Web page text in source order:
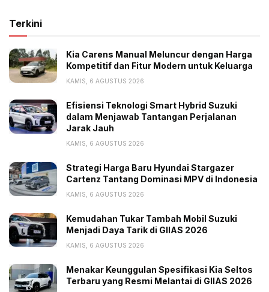
Terkini
Kia Carens Manual Meluncur dengan Harga
Kompetitif dan Fitur Modern untuk Keluarga
KAMIS, 6 AGUSTUS 2026
Efisiensi Teknologi Smart Hybrid Suzuki
dalam Menjawab Tantangan Perjalanan
Jarak Jauh
KAMIS, 6 AGUSTUS 2026
Strategi Harga Baru Hyundai Stargazer
Cartenz Tantang Dominasi MPV di Indonesia
KAMIS, 6 AGUSTUS 2026
Kemudahan Tukar Tambah Mobil Suzuki
Menjadi Daya Tarik di GIIAS 2026
KAMIS, 6 AGUSTUS 2026
Menakar Keunggulan Spesifikasi Kia Seltos
Terbaru yang Resmi Melantai di GIIAS 2026